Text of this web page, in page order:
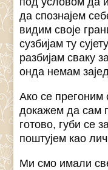
да спознајем
видим своје
сузбијам ту
разбијам сваку
онда немам
Ако се прегоним
докажем да сам
готово, губи се
поштујем као
Ми смо имали